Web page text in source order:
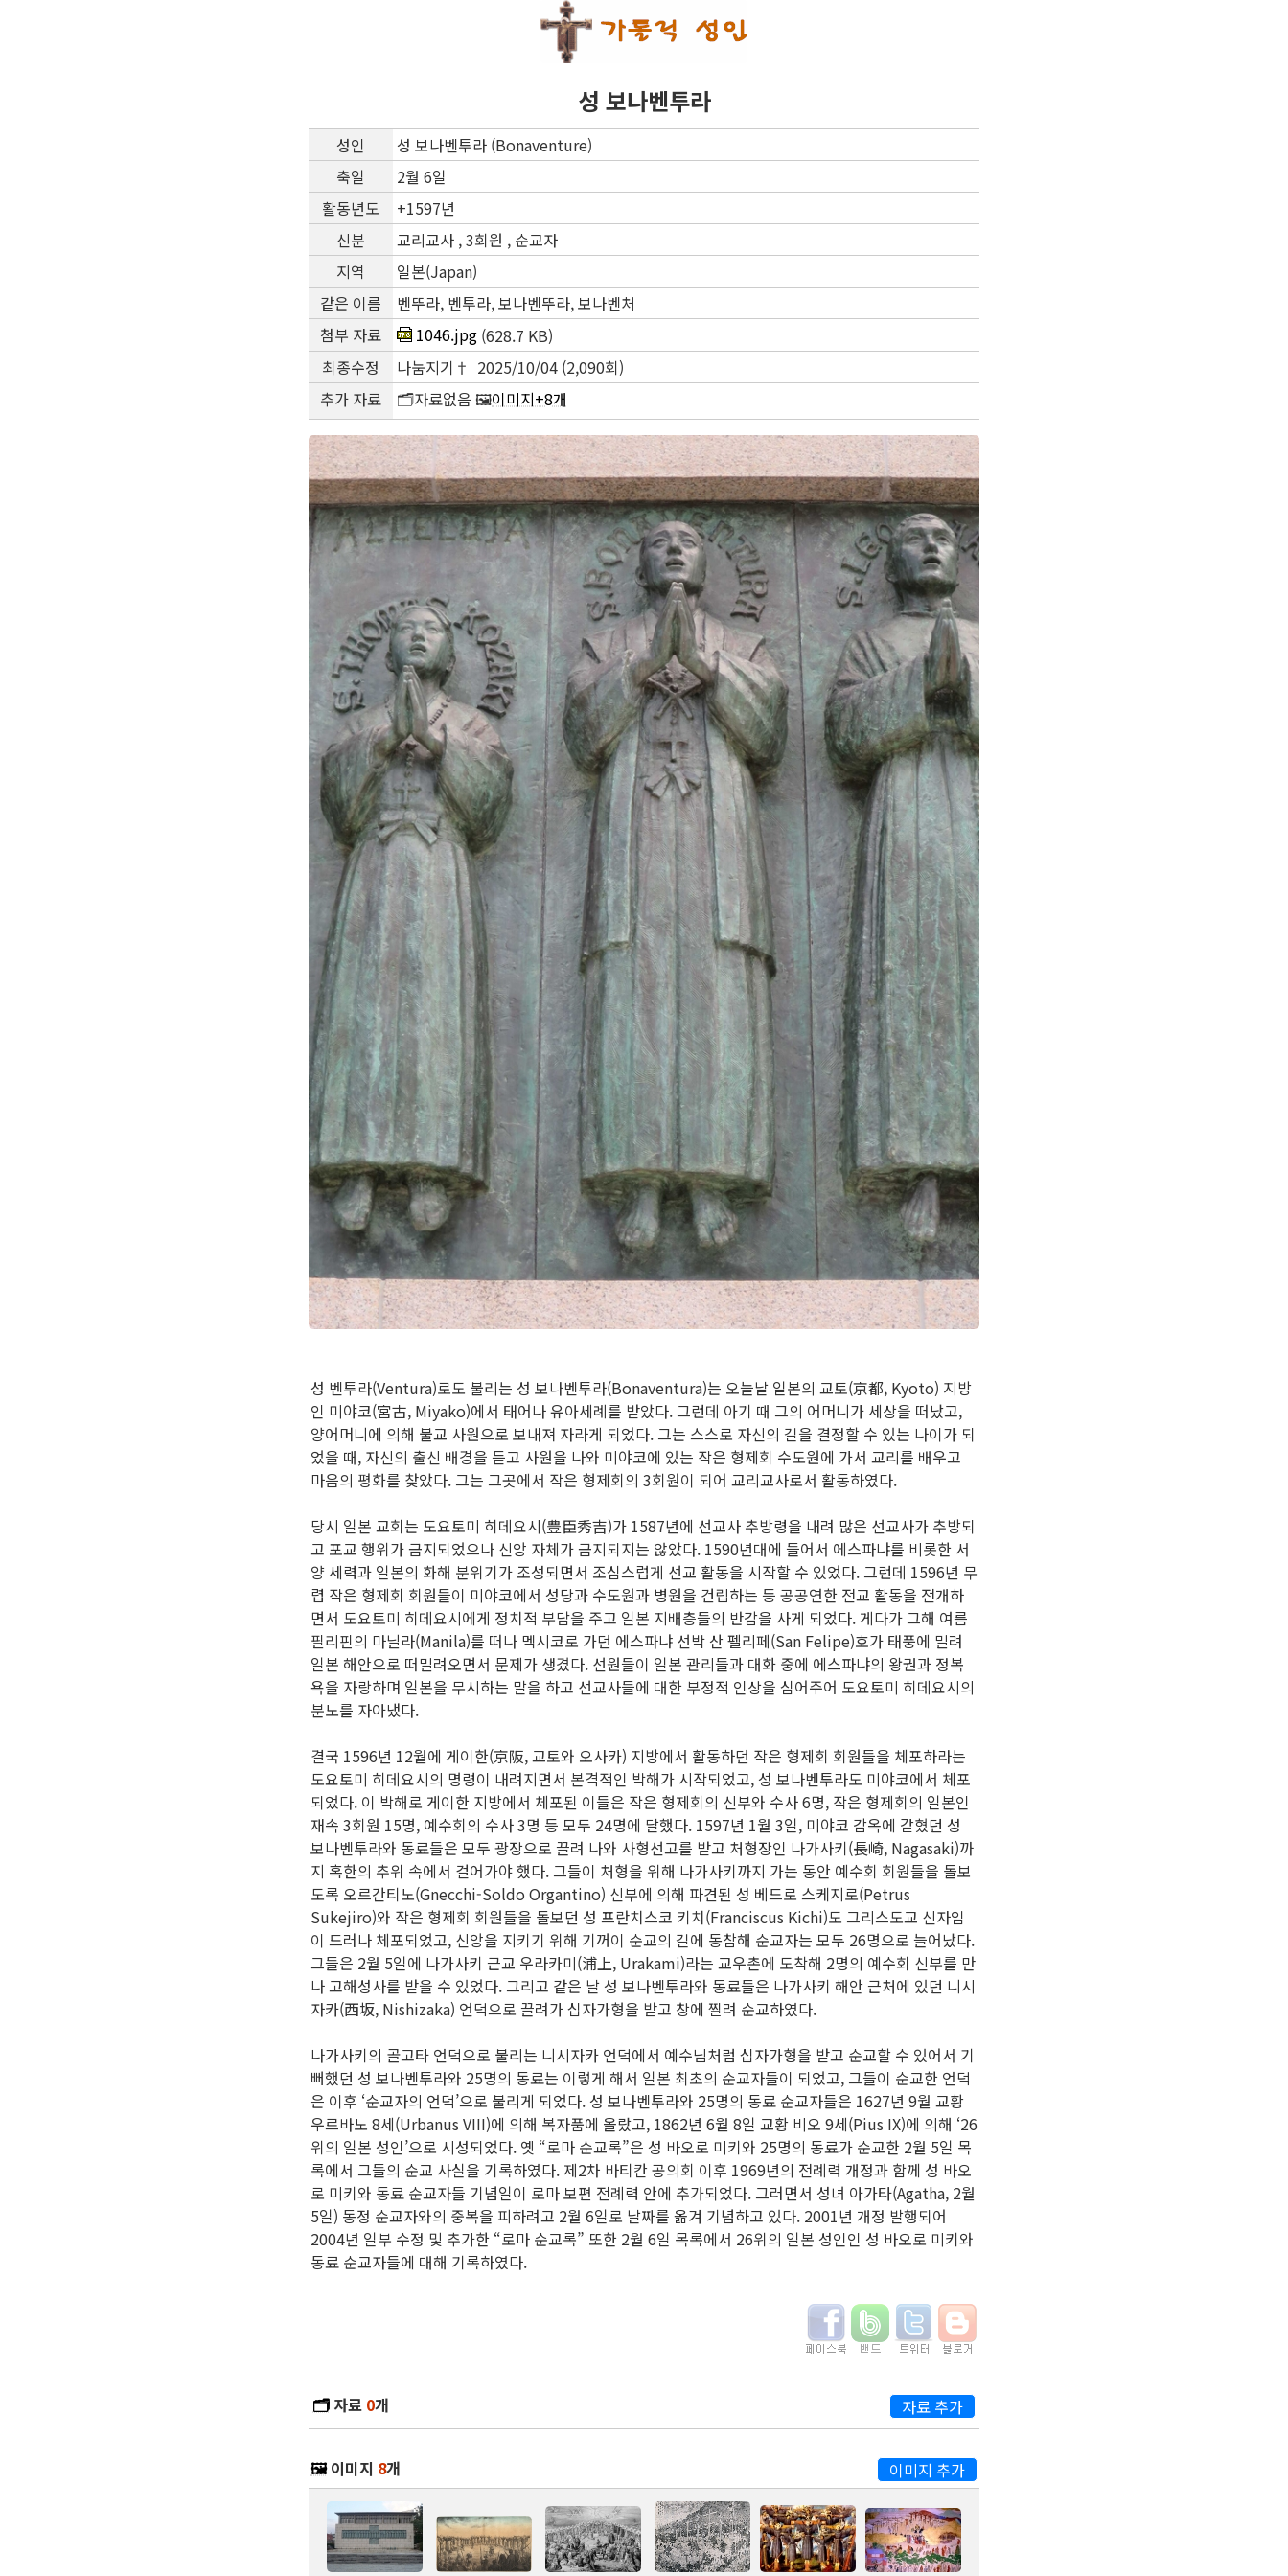
성 보나벤투라
성인
성 보나벤투라 (Bonaventure)
축일
2월 6일
활동년도
+1597년
신분
교리교사 , 3회원 , 순교자
지역
일본(Japan)
같은 이름
벤뚜라, 벤투라, 보나벤뚜라, 보나벤처
첨부 자료
1046.jpg (628.7 KB)
최종수정
나눔지기† 2025/10/04 (2,090회)
추가 자료
🗂️자료없음 🖼️이미지+8개
성 벤투라(Ventura)로도 불리는 성 보나벤투라(Bonaventura)는 오늘날 일본의 교토(京都, Kyoto) 지방
인 미야코(宮古, Miyako)에서 태어나 유아세례를 받았다. 그런데 아기 때 그의 어머니가 세상을 떠났고,
양어머니에 의해 불교 사원으로 보내져 자라게 되었다. 그는 스스로 자신의 길을 결정할 수 있는 나이가 되
었을 때, 자신의 출신 배경을 듣고 사원을 나와 미야코에 있는 작은 형제회 수도원에 가서 교리를 배우고
마음의 평화를 찾았다. 그는 그곳에서 작은 형제회의 3회원이 되어 교리교사로서 활동하였다.
당시 일본 교회는 도요토미 히데요시(豊臣秀吉)가 1587년에 선교사 추방령을 내려 많은 선교사가 추방되
고 포교 행위가 금지되었으나 신앙 자체가 금지되지는 않았다. 1590년대에 들어서 에스파냐를 비롯한 서
양 세력과 일본의 화해 분위기가 조성되면서 조심스럽게 선교 활동을 시작할 수 있었다. 그런데 1596년 무
렵 작은 형제회 회원들이 미야코에서 성당과 수도원과 병원을 건립하는 등 공공연한 전교 활동을 전개하
면서 도요토미 히데요시에게 정치적 부담을 주고 일본 지배층들의 반감을 사게 되었다. 게다가 그해 여름
필리핀의 마닐라(Manila)를 떠나 멕시코로 가던 에스파냐 선박 산 펠리페(San Felipe)호가 태풍에 밀려
일본 해안으로 떠밀려오면서 문제가 생겼다. 선원들이 일본 관리들과 대화 중에 에스파냐의 왕권과 정복
욕을 자랑하며 일본을 무시하는 말을 하고 선교사들에 대한 부정적 인상을 심어주어 도요토미 히데요시의
분노를 자아냈다.
결국 1596년 12월에 게이한(京阪, 교토와 오사카) 지방에서 활동하던 작은 형제회 회원들을 체포하라는
도요토미 히데요시의 명령이 내려지면서 본격적인 박해가 시작되었고, 성 보나벤투라도 미야코에서 체포
되었다. 이 박해로 게이한 지방에서 체포된 이들은 작은 형제회의 신부와 수사 6명, 작은 형제회의 일본인
재속 3회원 15명, 예수회의 수사 3명 등 모두 24명에 달했다. 1597년 1월 3일, 미야코 감옥에 갇혔던 성
보나벤투라와 동료들은 모두 광장으로 끌려 나와 사형선고를 받고 처형장인 나가사키(長崎, Nagasaki)까
지 혹한의 추위 속에서 걸어가야 했다. 그들이 처형을 위해 나가사키까지 가는 동안 예수회 회원들을 돌보
도록 오르간티노(Gnecchi-Soldo Organtino) 신부에 의해 파견된 성 베드로 스케지로(Petrus
Sukejiro)와 작은 형제회 회원들을 돌보던 성 프란치스코 키치(Franciscus Kichi)도 그리스도교 신자임
이 드러나 체포되었고, 신앙을 지키기 위해 기꺼이 순교의 길에 동참해 순교자는 모두 26명으로 늘어났다.
그들은 2월 5일에 나가사키 근교 우라카미(浦上, Urakami)라는 교우촌에 도착해 2명의 예수회 신부를 만
나 고해성사를 받을 수 있었다. 그리고 같은 날 성 보나벤투라와 동료들은 나가사키 해안 근처에 있던 니시
자카(西坂, Nishizaka) 언덕으로 끌려가 십자가형을 받고 창에 찔려 순교하였다.
나가사키의 골고타 언덕으로 불리는 니시자카 언덕에서 예수님처럼 십자가형을 받고 순교할 수 있어서 기
뻐했던 성 보나벤투라와 25명의 동료는 이렇게 해서 일본 최초의 순교자들이 되었고, 그들이 순교한 언덕
은 이후 ‘순교자의 언덕’으로 불리게 되었다. 성 보나벤투라와 25명의 동료 순교자들은 1627년 9월 교황
우르바노 8세(Urbanus VIII)에 의해 복자품에 올랐고, 1862년 6월 8일 교황 비오 9세(Pius IX)에 의해 ‘26
위의 일본 성인’으로 시성되었다. 옛 “로마 순교록”은 성 바오로 미키와 25명의 동료가 순교한 2월 5일 목
록에서 그들의 순교 사실을 기록하였다. 제2차 바티칸 공의회 이후 1969년의 전례력 개정과 함께 성 바오
로 미키와 동료 순교자들 기념일이 로마 보편 전례력 안에 추가되었다. 그러면서 성녀 아가타(Agatha, 2월
5일) 동정 순교자와의 중복을 피하려고 2월 6일로 날짜를 옮겨 기념하고 있다. 2001년 개정 발행되어
2004년 일부 수정 및 추가한 “로마 순교록” 또한 2월 6일 목록에서 26위의 일본 성인인 성 바오로 미키와
동료 순교자들에 대해 기록하였다.
🗂️ 자료 0개 자료 추가
🖼️이미지 8개 이미지 추가